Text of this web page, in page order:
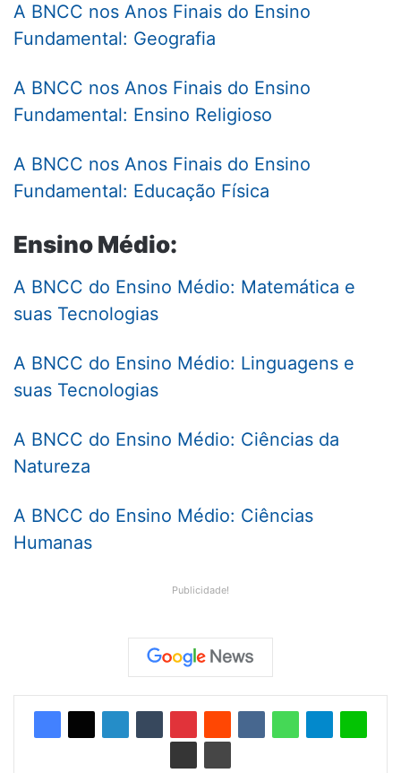
A BNCC nos Anos Finais do Ensino
Fundamental: Geografia
A BNCC nos Anos Finais do Ensino
Fundamental: Ensino Religioso
A BNCC nos Anos Finais do Ensino
Fundamental: Educação Física
Ensino Médio:
A BNCC do Ensino Médio: Matemática e
suas Tecnologias
A BNCC do Ensino Médio: Linguagens e
suas Tecnologias
A BNCC do Ensino Médio: Ciências da
Natureza
A BNCC do Ensino Médio: Ciências
Humanas
Publicidade!